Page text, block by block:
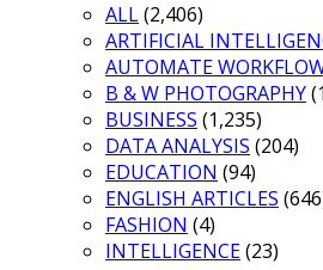
ALL(2,406)
ARTIFICIAL
AUTOMATE
B & W PHOTOGRAPHY
BUSINESS (1,235)
DATA ANALYSIS (204)
EDUCATION (94)
ENGLISH ARTICLES
FASHION (4)
INTELLIGENCE(23)